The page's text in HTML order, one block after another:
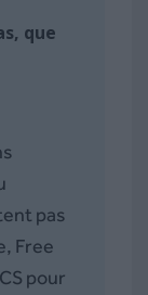
que
pas
Free
pour